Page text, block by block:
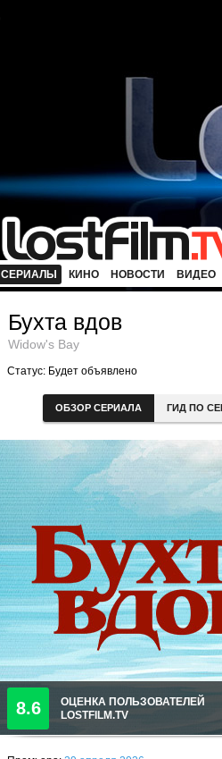
СЕРИАЛЫ КИНО НОВОСТИ ВИДЕО
Бухта вдов
Widow's Bay
Статус: Будет объявлено
ОБЗОР СЕРИАЛА ГИД ПО
8.6
ОЦЕНКА ПОЛЬЗОВАТЕЛЕЙ
LOSTFILM.TV